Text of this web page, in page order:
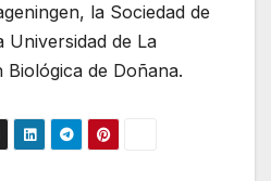
la Sociedad de
Universidad de La
Biológica de Doñana.